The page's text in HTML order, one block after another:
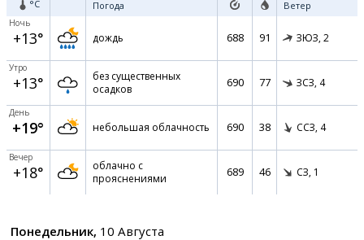
°C Погода Ветер
Ночь
+13° дождь 688 91 ЗЮЗ, 2
Утро
+13°
без существенных
осадков
690 77 ЗСЗ, 4
День
+19° небольшая облачность 690 38 ССЗ, 4
Вечер
+18°
облачно с
прояснениями
689 46 СЗ, 1
Понедельник, 10 Августа